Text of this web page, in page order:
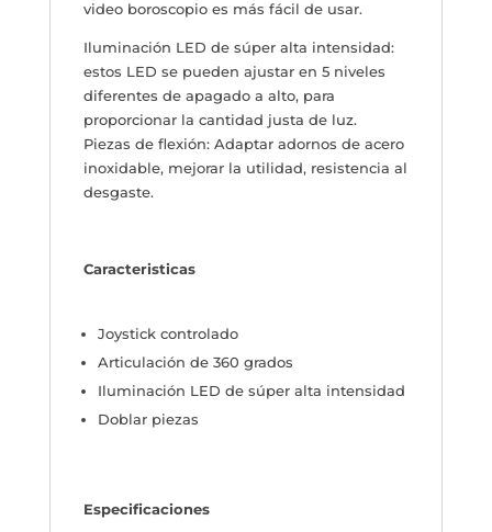
video boroscopio es más fácil de usar.
Iluminación LED de súper alta intensidad:
estos LED se pueden ajustar en 5 niveles
diferentes de apagado a alto, para
proporcionar la cantidad justa de luz.
Piezas de flexión: Adaptar adornos de acero
inoxidable, mejorar la utilidad, resistencia al
desgaste.
Caracteristicas
Joystick controlado
Articulación de 360 ​​grados
Iluminación LED de súper alta intensidad
Doblar piezas
Especificaciones